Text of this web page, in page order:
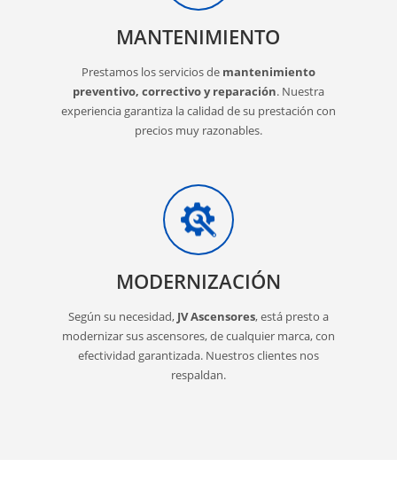
MANTENIMIENTO
Prestamos los servicios de mantenimiento
preventivo, correctivo y reparación. Nuestra
experiencia garantiza la calidad de su prestación con
precios muy razonables.
MODERNIZACIÓN
Según su necesidad, JV Ascensores, está presto a
modernizar sus ascensores, de cualquier marca, con
efectividad garantizada. Nuestros clientes nos
respaldan.